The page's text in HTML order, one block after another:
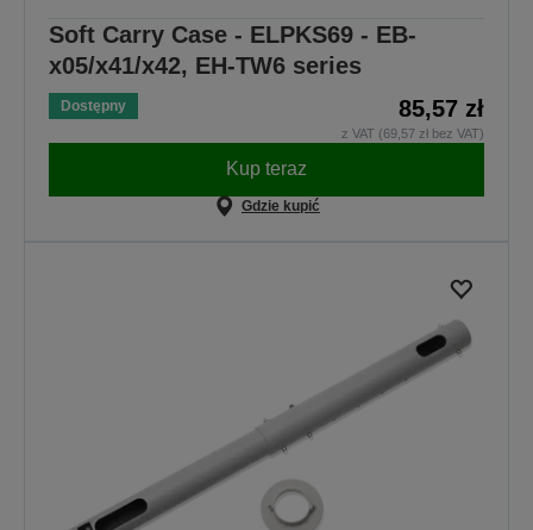
Soft Carry Case - ELPKS69 - EB-
x05/x41/x42, EH-TW6 series
Dostępny 85,57 zł
z VAT (69,57 zł bez VAT)
Kup teraz
Gdzie kupić